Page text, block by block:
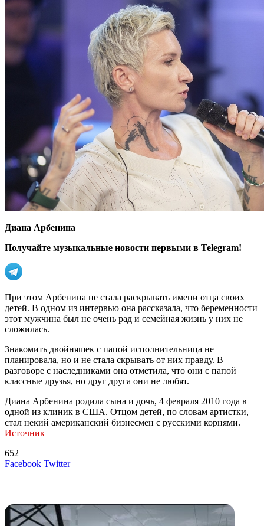
Диана Арбенина
Получайте музыкальные новости первыми в Telegram!
При этом Арбенина не стала раскрывать имени отца своих
детей. В одном из интервью она рассказала, что беременности
этот мужчина был не очень рад и семейная жизнь у них не
сложилась.
Знакомить двойняшек с папой исполнительница не
планировала, но и не стала скрывать от них правду. В
разговоре с наследниками она отметила, что они с папой
классные друзья, но друг друга они не любят.
Диана Арбенина родила сына и дочь, 4 февраля 2010 года в
одной из клиник в США. Отцом детей, по словам артистки,
стал некий американский бизнесмен с русскими корнями.
Источник
652
Facebook TwitterLinkedIn
Tumblr
Reddit
Вконтакте
Одноклассники
Skype
Messenger
Messenger
WhatsApp
Telegram
Viber
Line
Поделиться
Печатать